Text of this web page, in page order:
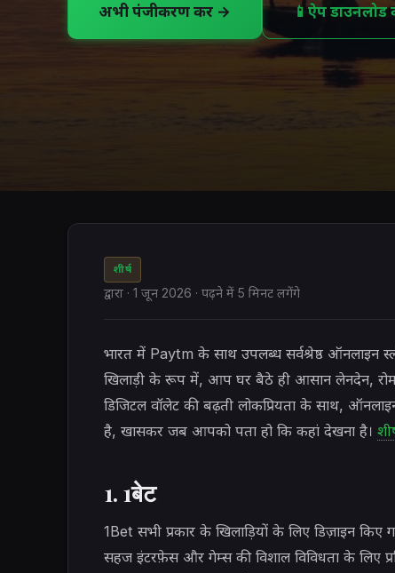
अभी पंजीकरण करें → 📱ऐप डाउनलोड
शीर्ष
द्वारा · 1 जून 2026 · पढ़ने में 5 मिनट लगेंगे
भारत में Paytm के साथ उपलब्ध सर्वश्रेष्ठ ऑनलाइन
खिलाड़ी के रूप में, आप घर बैठे ही आसान लेनदेन,
डिजिटल वॉलेट की बढ़ती लोकप्रियता के साथ,
है, खासकर जब आपको पता हो कि कहां देखना है।
1. 1बेट
1Bet सभी प्रकार के खिलाड़ियों के लिए डिज़ाइन
सहज इंटरफ़ेस और गेम्स की विशाल विविधता के लिए